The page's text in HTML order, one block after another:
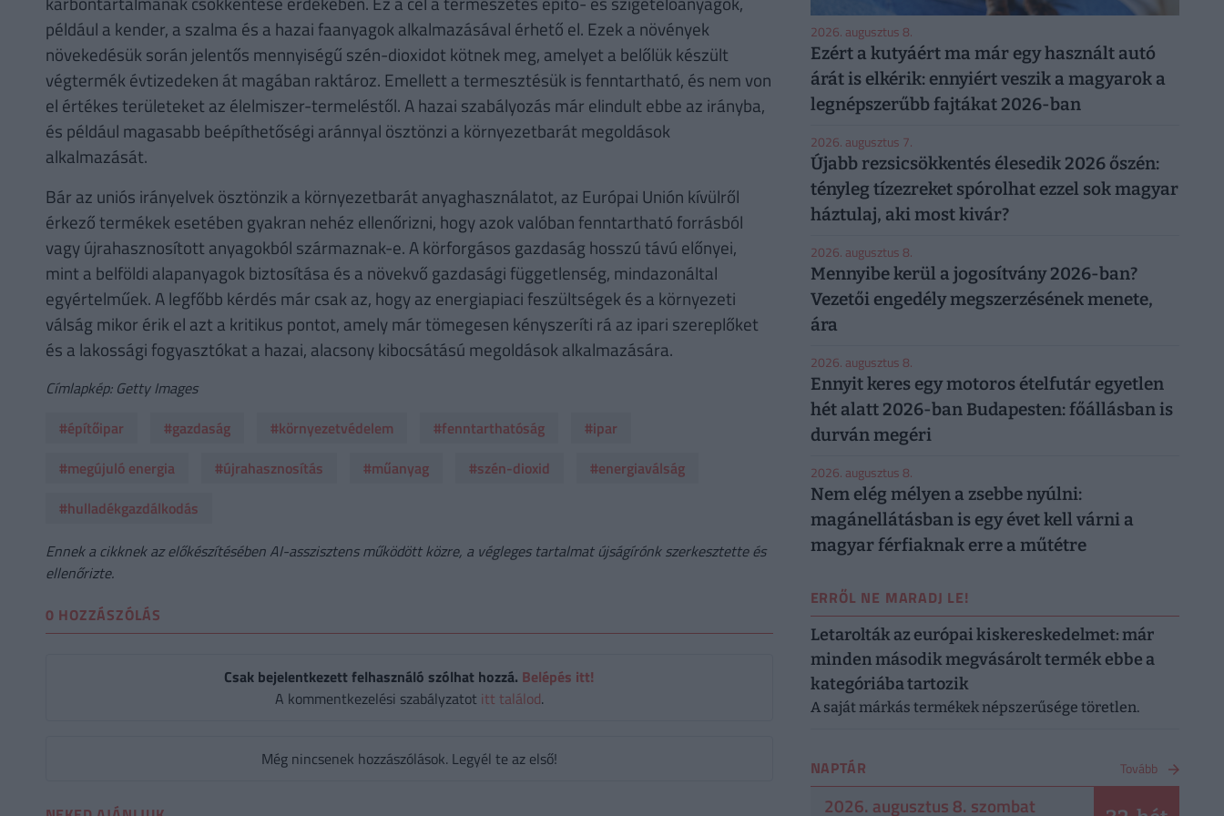
például a kender, a szalma és a hazai faanyagok alkalmazásával érhető el. Ezek a növények
növekedésük során jelentős mennyiségű szén-dioxidot kötnek meg, amelyet a belőlük készült
végtermék évtizedeken át magában raktároz. Emellett a termesztésük is fenntartható, és nem von
el értékes területeket az élelmiszer-termeléstől. A hazai szabályozás már elindult ebbe az irányba,
és például magasabb beépíthetőségi aránnyal ösztönzi a környezetbarát megoldások
alkalmazását.
Bár az uniós irányelvek ösztönzik a környezetbarát anyaghasználatot, az Európai Unión kívülről
érkező termékek esetében gyakran nehéz ellenőrizni, hogy azok valóban fenntartható forrásból
vagy újrahasznosított anyagokból származnak-e. A körforgásos gazdaság hosszú távú előnyei,
mint a belföldi alapanyagok biztosítása és a növekvő gazdasági függetlenség, mindazonáltal
egyértelműek. A legfőbb kérdés már csak az, hogy az energiapiaci feszültségek és a környezeti
válság mikor érik el azt a kritikus pontot, amely már tömegesen kényszeríti rá az ipari szereplőket
és a lakossági fogyasztókat a hazai, alacsony kibocsátású megoldások alkalmazására.
Címlapkép: Getty Images
#építőipar
#gazdaság #környezetvédelem #fenntarthatóság
#ipar
#megújuló energia
#újrahasznosítás #műanyag #szén-dioxid
#energiaválság
#hulladékgazdálkodás
Ennek a cikknek az előkészítésében AI-asszisztens működött közre, a végleges tartalmat újságírónk szerkesztette és
ellenőrizte.
0 HOZZÁSZÓLÁS
Csak bejelentkezett felhasználó szólhat hozzá. Belépés itt!
A kommentkezelési szabályzatot itt találod.
Még nincsenek hozzászólások. Legyél te az első!
2026. augusztus 8.
Ezért a kutyáért ma már egy használt autó
árát is elkérik: ennyiért veszik a magyarok a
legnépszerűbb fajtákat 2026-ban
2026. augusztus 7.
Újabb rezsicsökkentés élesedik 2026 őszén:
tényleg tízezreket spórolhat ezzel sok magyar
háztulaj, aki most kivár?
2026. augusztus 8.
Mennyibe kerül a jogosítvány 2026-ban?
Vezetői engedély megszerzésének menete,
ára
2026. augusztus 8.
Ennyit keres egy motoros ételfutár egyetlen
hét alatt 2026-ban Budapesten: főállásban is
durván megéri
2026. augusztus 8.
Nem elég mélyen a zsebbe nyúlni:
magánellátásban is egy évet kell várni a
magyar férfiaknak erre a műtétre
ERRŐL NE MARADJ LE!
Letarolták az európai kiskereskedelmet: már
minden második megvásárolt termék ebbe a
kategóriába tartozik
A saját márkás termékek népszerűsége töretlen.
NAPTÁR Tovább
2026. augusztus 8. szombat